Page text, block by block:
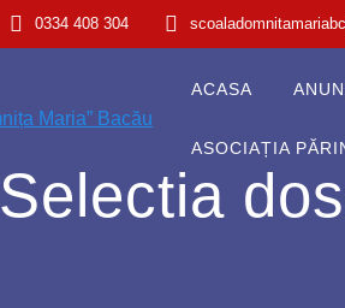
0334 408 304
ACASA
ASOCIAȚIA
Selectia